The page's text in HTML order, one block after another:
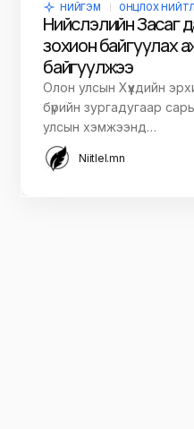
НИЙГЭМ ОНЦЛОХ
Нийслэлийн Засаг
зохион байгуулах
байгуулжээ
Олон улсын Хүүхдийн
бүрийн зургадугаар
улсын хэмжээнд…
Niitlel.mn